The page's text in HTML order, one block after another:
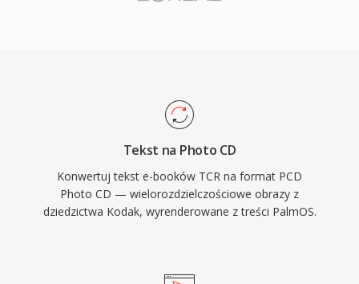
Tekst na Photo CD
Konwertuj tekst e-booków TCR na format PCD
Photo CD — wielorozdzielczościowe obrazy z
dziedzictwa Kodak, wyrenderowane z treści PalmOS.